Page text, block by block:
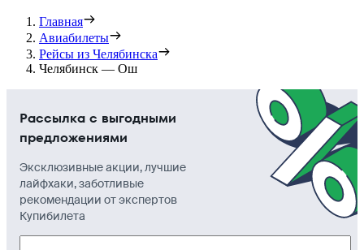
Главная
Авиабилеты
Рейсы из Челябинска
Челябинск — Ош
Рассылка с выгодными
предложениями
Эксклюзивные акции, лучшие
лайфхаки, заботливые
рекомендации от экспертов
Купибилета